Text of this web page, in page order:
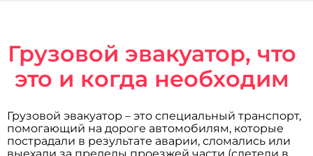
Грузовой эвакуатор, что
это и когда необходим
Грузовой эвакуатор – это специальный транспорт,
помогающий на дороге автомобилям, которые
пострадали в результате аварии, сломались или